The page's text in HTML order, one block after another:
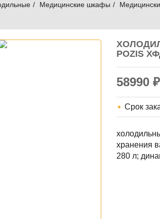
Медицинские шкафы
POZIS
58990₽
Срок
хранения
280 л;